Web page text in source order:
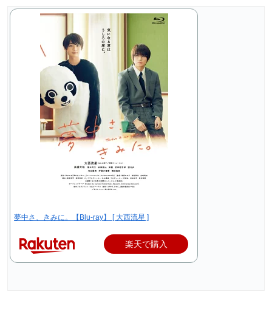
夢中さ、きみに。【Blu-ray】 [ 大西流星 ]
楽天で購入